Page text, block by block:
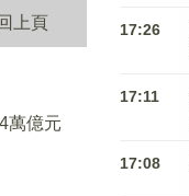
上頁
萬億元
17:26
17:11
17:08